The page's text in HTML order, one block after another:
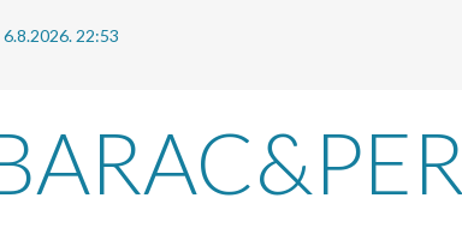
6.8.2026. 22:53